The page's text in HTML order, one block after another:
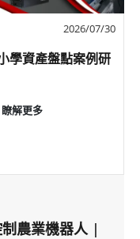
2026/07/30
學資產盤點案例研
瞭解更多
農業機器人 |